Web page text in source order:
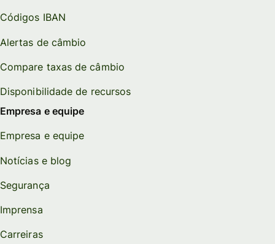
Códigos IBAN
Alertas de câmbio
Compare taxas de câmbio
Disponibilidade de recursos
Empresa e equipe
Empresa e equipe
Notícias e blog
Segurança
Imprensa
Carreiras